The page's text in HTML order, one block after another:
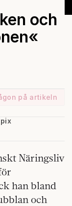
och
på artikeln
Näringsliv
han bland
och